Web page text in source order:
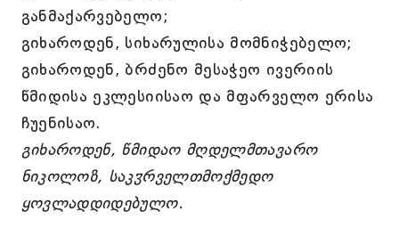
განმაქარვებელო;
გიხაროდენ, სიხარულისა მომნიჭებელო;
გიხაროდენ, ბრძენო მესაჭეო ივერიის
წმიდისა ეკლესიისაო და მფარველო ერისა
ჩუენისაო.
გიხაროდენ, წმიდაო მღდელმთავარო
ნიკოლოზ, საკჳრველთმოქმედო
ყოვლადდიდებულო.